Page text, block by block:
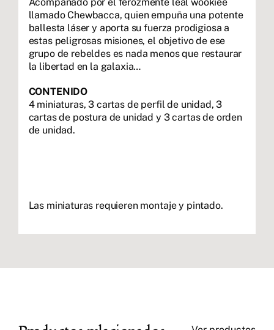
llamado Chewbacca, quien empuña una potente
ballesta láser y aporta su fuerza prodigiosa a
estas peligrosas misiones, el objetivo de ese
grupo de rebeldes es nada menos que restaurar
la libertad en la galaxia…
CONTENIDO
4 miniaturas, 3 cartas de perfil de unidad, 3
cartas de postura de unidad y 3 cartas de orden
de unidad.
Las miniaturas requieren montaje y pintado.